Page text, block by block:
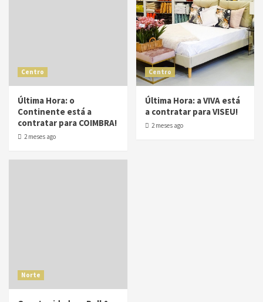
Centro
Última Hora: o
Continente está a
contratar para COIMBRA!
2 meses ago
Centro
Última Hora: a VIVA está
a contratar para VISEU!
2 meses ago
Norte